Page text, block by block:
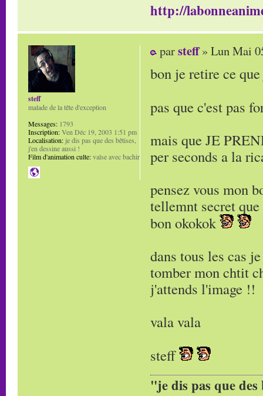
http://
parsteff» Lun Mai
bon je retire ce
pas que c'est pas
mais que JE
per seconds a la
pensez vous mon
tellemnt secret
bon okokok
dans tous les cas
tomber mon chtit
j'attends l'image !!
vala vala
steff
"je dis pas que
steff
malade de la tête d'exception
Messages: 1793
Inscription:Ven Déc 19, 2003 1:51 pm
Localisation: je dis pas que des bêtises,
j'en dessine aussi !
Film d'animation culte:valse avec bachir